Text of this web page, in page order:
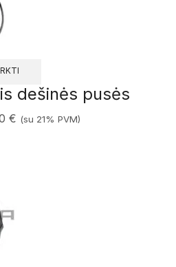
dešinės pusės
€ (su 21% PVM)